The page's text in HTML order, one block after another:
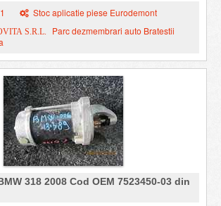
Stoc aplicatie piese Eurodemont
S.R.L.
Parc dezmembrari auto Bratestii
318 2008 Cod OEM 7523450-03 din